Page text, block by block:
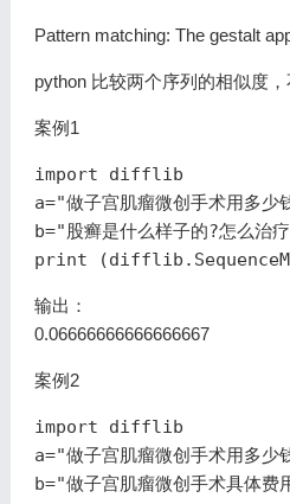
Pattern matching: The gestalt
python 比较两个序列的相似度
案例1
import difflib
a="做子宫肌瘤微创手术用多少
b="股癣是什么样子的?怎么治
输出：
0.06666666666666667
案例2
import difflib
a="做子宫肌瘤微创手术用多少
b="做子宫肌瘤微创手术具体费